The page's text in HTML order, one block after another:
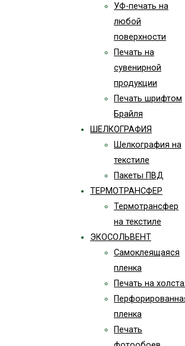
УФ-печать на
любой
поверхности
Печать на
сувенирной
продукции
Печать шрифтом
Брайля
ШЕЛКОГРАФИЯ
Шелкография на
текстиле
Пакеты ПВД
ТЕРМОТРАНСФЕР
Термотрансфер
на текстиле
ЭКОСОЛЬВЕНТ
Самоклеящаяся
пленка
Печать на
пленка
Печать